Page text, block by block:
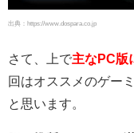
出典：https://www.dospara.co.jp
さて、上で主なPC版
回はオススメのゲー
と思います。